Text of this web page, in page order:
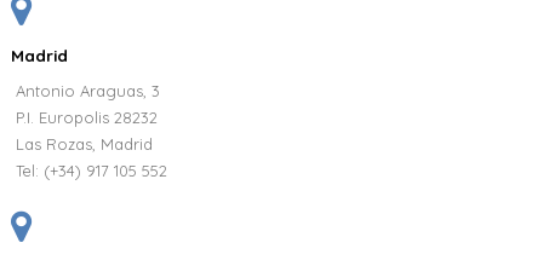
Madrid
Antonio Araguas, 3
P.I. Europolis 28232
Las Rozas, Madrid
Tel: (+34) 917 105 552